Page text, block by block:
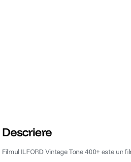
Descriere
Filmul ILFORD Vintage Tone 400+ este un